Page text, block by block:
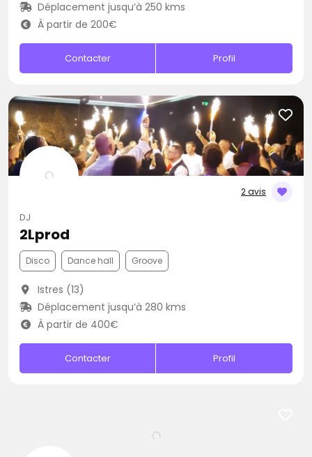
Déplacement jusqu’à 250 kms
À partir de 200€
Contacter Profil
2 avis
DJ
2Lprod
Disco Dance hall Groove
Istres (13)
Déplacement jusqu’à 280 kms
À partir de 400€
Contacter Profil